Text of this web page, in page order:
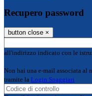
Recupero password
button close ×
all'indirizzo indicato con le
Non hai una e-mail associata al
tramite la Login Spaggiari